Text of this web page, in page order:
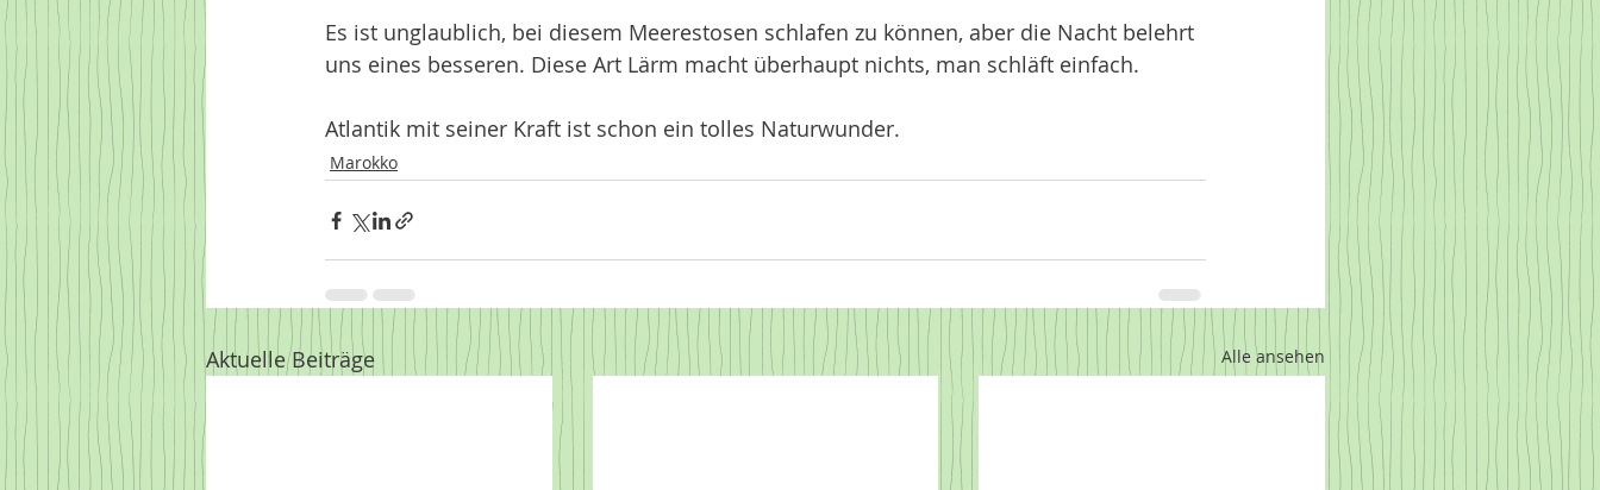
Es ist unglaublich, bei diesem Meerestosen schlafen zu können, aber die Nacht belehrt
uns eines besseren. Diese Art Lärm macht überhaupt nichts, man schläft einfach.
Atlantik mit seiner Kraft ist schon ein tolles Naturwunder.
Marokko
Aktuelle Beiträge Alle ansehen